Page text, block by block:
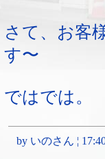
さて、お客
す〜
ではでは。
by いのさん ¦